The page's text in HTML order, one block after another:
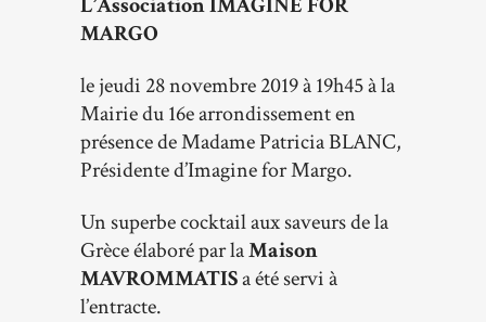
MARGO
le jeudi 28 novembre 2019 à 19h45 à la
Mairie du 16e arrondissement en
présence de Madame Patricia BLANC,
Présidente d’Imagine for Margo.
Un superbe cocktail aux saveurs de la
Grèce élaboré par laMaison
MAVROMMATISa été servi à
l’entracte.